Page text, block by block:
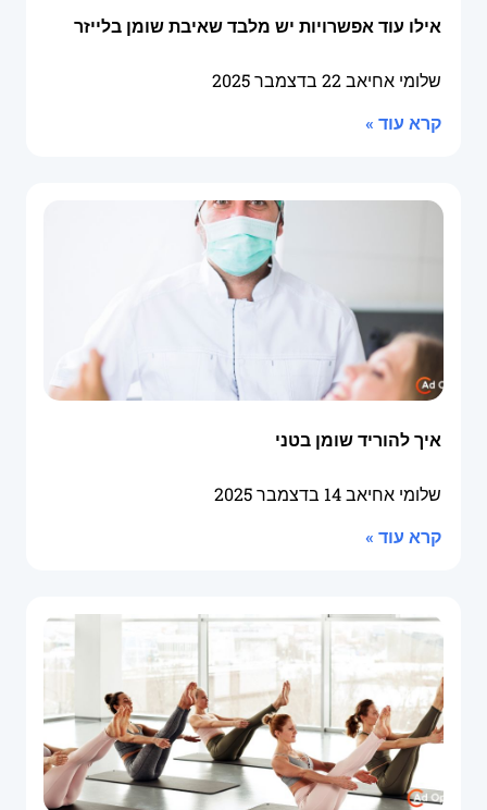
אילו עוד אפשרויות יש מלבד שאיבת שומן בלייזר
שלומי אחיאב22 בדצמבר 2025
קרא עוד »
איך להוריד שומן בטני
שלומי אחיאב14 בדצמבר 2025
קרא עוד »